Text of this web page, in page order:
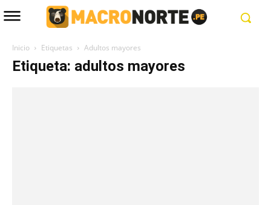
Inicio Etiquetas Adultos mayores
Etiqueta: adultos mayores